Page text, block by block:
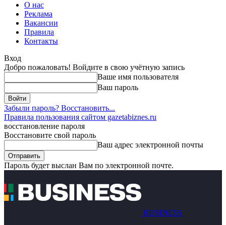
О нас
Реклама
Вакансии
Правила
Контакты
Вход
Добро пожаловать! Войдите в свою учётную запись
Ваше имя пользователя
Ваш пароль
Забыли пароль? Восстановить...
Правила пользования сайтом gazetabiznes.ru
восстановление пароля
Восстановите свой пароль
Ваш адрес электронной почты
Пароль будет выслан Вам по электронной почте.
BUSINESS